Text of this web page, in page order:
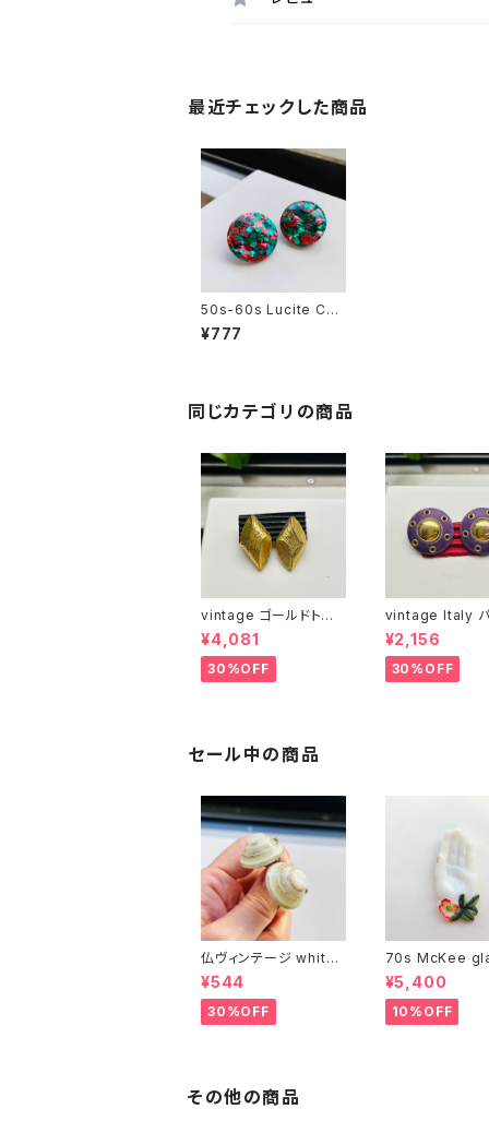
最近チェックした商品
50s-60s Lucite Con
fetti ピンク x グリー
ン・ラメ・イヤリング
¥777
同じカテゴリの商品
vintage ゴールドトー
ンchunkyブロックイヤ
リング
¥4,081
30%OFF
vintage Italy
ルイヤリング
¥2,156
30%OFF
セール中の商品
仏ヴィンテージ white l
ucite confetti 山型イ
ヤリング
¥544
30%OFF
70s McKee
ompany ハンドペイン
トハンド小皿（赤
¥5,400
10%OFF
その他の商品